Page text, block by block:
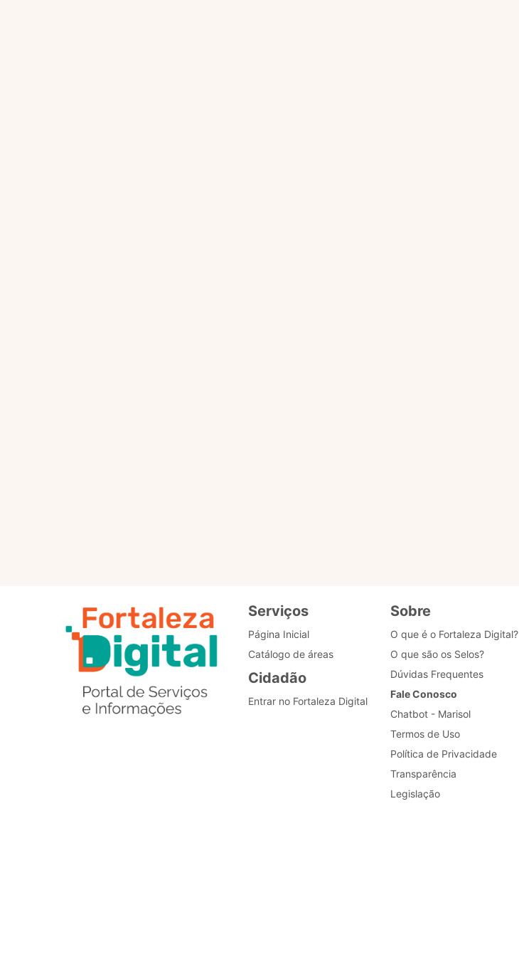
Serviços
Página Inicial
Catálogo de áreas
Cidadão
Entrar no Fortaleza Digital
Sobre
O que é o Fortaleza Digital?
O que são os Selos?
Dúvidas Frequentes
Fale Conosco
Chatbot - Marisol
Termos de Uso
Política de Privacidade
Transparência
Legislação